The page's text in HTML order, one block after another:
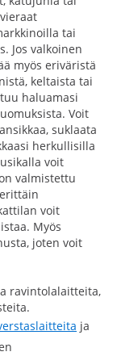
tai
Jos valkoinen
myös eriväristä
keltaista tai
haluamasi
Voit
suklaata
herkullisilla
voit
valmistettu
voit
Myös
joten voit
ravintolalaitteita,
ja